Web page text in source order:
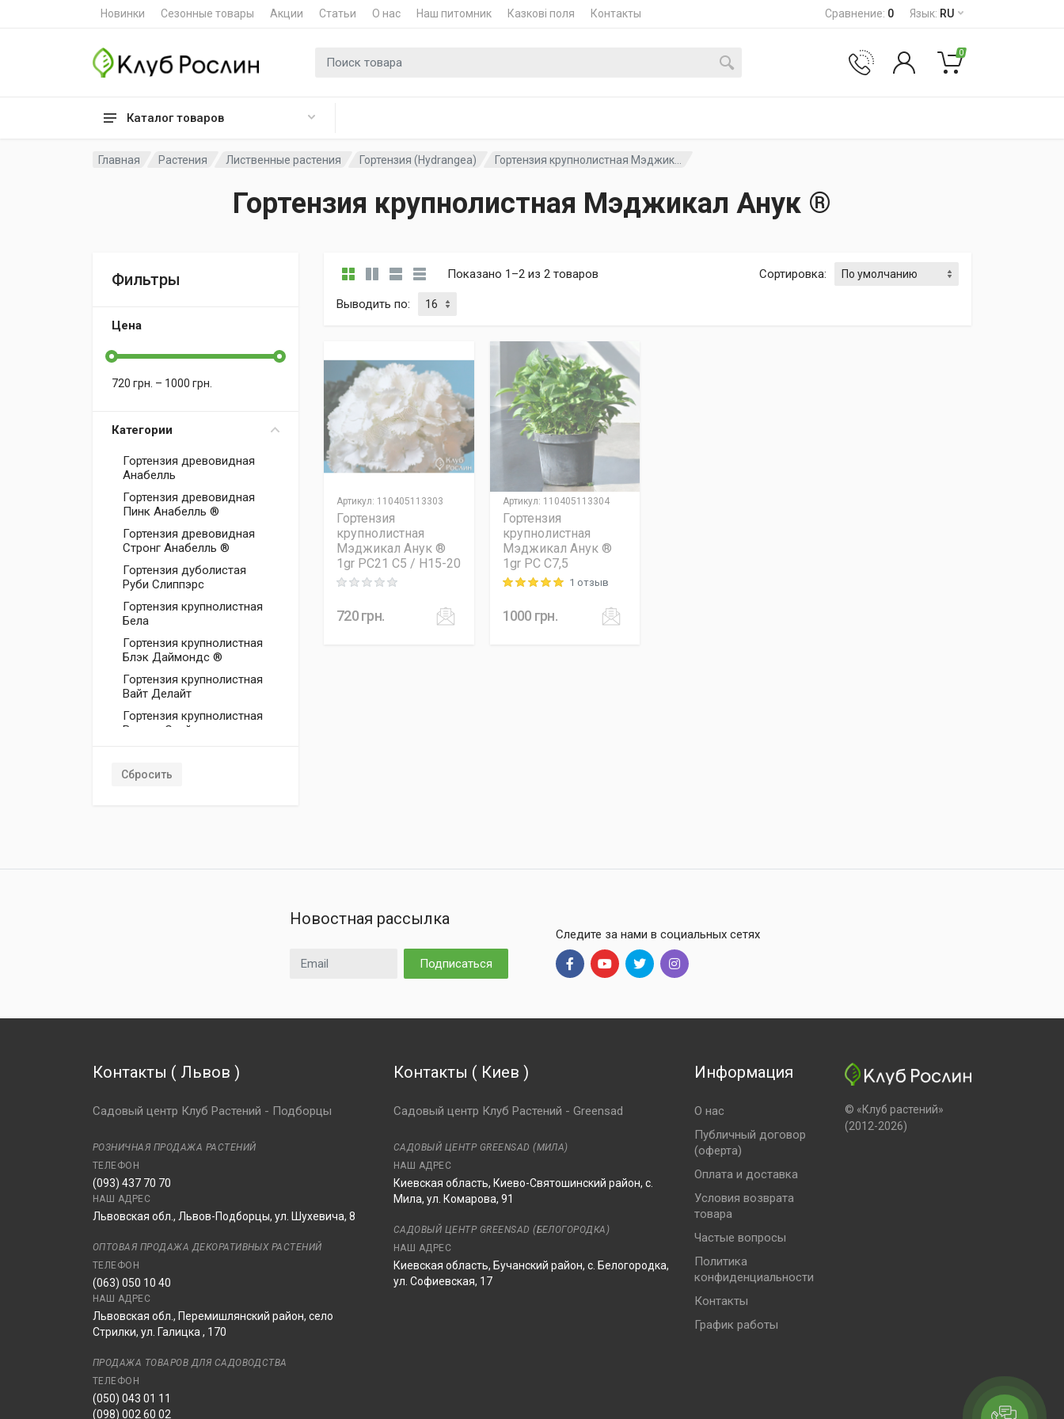
Новинки Сезонные товары Акции Статьи О нас Наш питомник Казкові поля Контакты Сравнение: 0 Язык: RU
Каталог товаров
Поиск для 0
Главная Растения Лиственные растения Гортензия (Hydrangea) Гортензия крупнолистная Мэджик...
Гортензия крупнолистная Мэджикал Анук ®
Фильтры
Цена
720 грн. – 1000 грн.
Категории
Гортензия древовидная
Анабелль
Гортензия древовидная
Пинк Анабелль ®
Гортензия древовидная
Стронг Анабелль ®
Гортензия дуболистая
Руби Слиппэрс
Гортензия крупнолистная
Бела
Гортензия крупнолистная
Блэк Даймондс ®
Гортензия крупнолистная
Вайт Делайт
Гортензия крупнолистная
Ваниль Скай
Графиня Косел Саксон ®
Мася
Гортензия крупнолистная
Гортензия крупнолистная
Гортензия крупнолистная
Мэджикал Блю Бэллс ®
Гортензия крупнолистная
Мэджикал Брайд ®
Гортензия крупнолистная
Мэджикал Дак Руби ®
Гортензия крупнолистная
Мэджикал Канзонэ ®
Гортензия крупнолистная
Мэджикал Колор Дрим ®
Гортензия крупнолистная
Гортензия крупнолистная
Мэджикал Пинк Клауд ®
Гортензия крупнолистная
Сбросить
Показано 1–2 из 2 товаров Сортировка:
Выводить по:
Артикул: 110405113303
Гортензия
крупнолистная
Мэджикал Анук ®
1gr PC21 C5 / H15-20
Rating: 0 out of 5
720грн.
Артикул: 110405113304
Гортензия
крупнолистная
Мэджикал Анук ®
1gr PC C7,5
Rating: 5 out of 51 отзыв
1000 грн.
Новостная рассылка
Email адрес Подписаться
Следите за нами в социальных сетях
Контакты ( Львов )
Садовый центр Клуб Растений - Подборцы
РОЗНИЧНАЯ ПРОДАЖА РАСТЕНИЙ
ТЕЛЕФОН
(093) 437 70 70
НАШ АДРЕС
Львовская обл., Львов-Подборцы, ул. Шухевича, 8
ОПТОВАЯ ПРОДАЖА ДЕКОРАТИВНЫХ РАСТЕНИЙ
ТЕЛЕФОН
(063) 050 10 40
НАШ АДРЕС
Львовская обл., Перемишлянский район, село
Стрилки, ул. Галицка , 170
ПРОДАЖА ТОВАРОВ ДЛЯ САДОВОДСТВА
ТЕЛЕФОН
(050) 043 01 11
(098) 002 60 02
Контакты ( Киев )
Садовый центр Клуб Растений - Greensad
САДОВЫЙ ЦЕНТР GREENSAD (МИЛА)
НАШ АДРЕС
Киевская область, Киево-Святошинский район, с.
Мила, ул. Комарова, 91
САДОВЫЙ ЦЕНТР GREENSAD (БЕЛОГОРОДКА)
НАШ АДРЕС
Киевская область, Бучанский район, с. Белогородка,
ул. Софиевская, 17
Информация
О нас
Публичный договор
(оферта)
Оплата и доставка
Условия возврата
товара
Частые вопросы
Политика
конфиденциальности
Контакты
График работы
© «Клуб растений»
(2012-2026)